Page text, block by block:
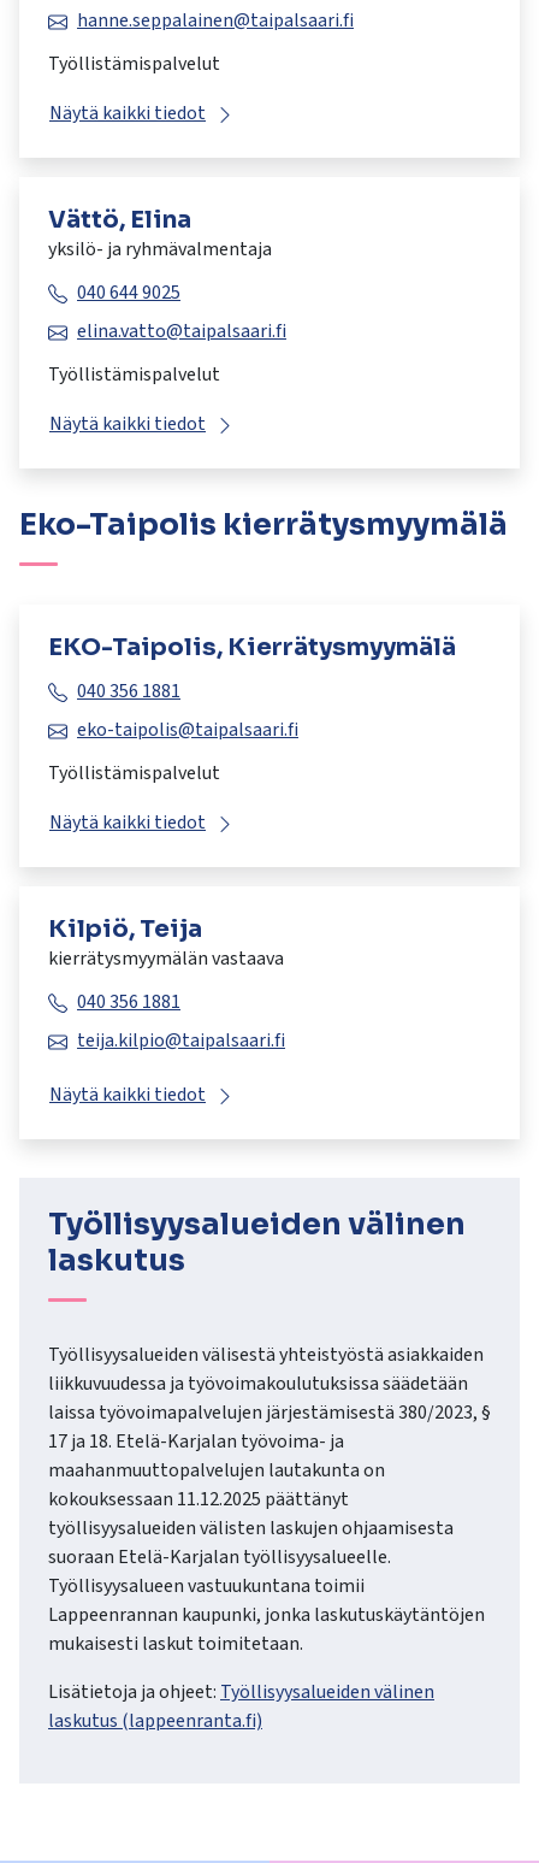
hanne.seppalainen@taipalsaari.fi
Työllistämispalvelut
Näytä kaikki tiedot
Vättö, Elina
yksilö- ja ryhmävalmentaja
040 644 9025
elina.vatto@taipalsaari.fi
Työllistämispalvelut
Näytä kaikki tiedot
Eko-Taipolis kierrätysmyymälä
EKO-Taipolis, Kierrätysmyymälä
040 356 1881
eko-taipolis@taipalsaari.fi
Työllistämispalvelut
Näytä kaikki tiedot
Kilpiö, Teija
kierrätysmyymälän vastaava
040 356 1881
teija.kilpio@taipalsaari.fi
Näytä kaikki tiedot
Työllisyysalueiden välinen
laskutus
Työllisyysalueiden välisestä yhteistyöstä asiakkaiden
liikkuvuudessa ja työvoimakoulutuksissa säädetään
laissa työvoimapalvelujen järjestämisestä 380/2023, §
17 ja 18. Etelä-Karjalan työvoima- ja
maahanmuuttopalvelujen lautakunta on
kokouksessaan 11.12.2025 päättänyt
työllisyysalueiden välisten laskujen ohjaamisesta
suoraan Etelä-Karjalan työllisyysalueelle.
Työllisyysalueen vastuukuntana toimii
Lappeenrannan kaupunki, jonka laskutuskäytäntöjen
mukaisesti laskut toimitetaan.
Lisätietoja ja ohjeet: Työllisyysalueiden välinen
laskutus (lappeenranta.fi)